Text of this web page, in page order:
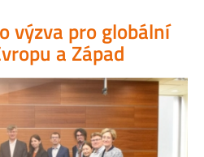
výzva pro globální
a Západ